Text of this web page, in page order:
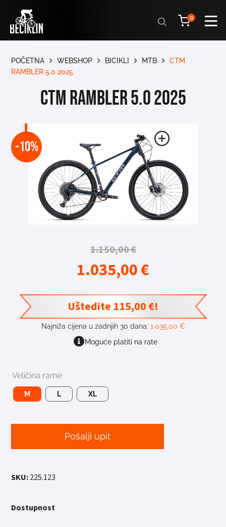
Products
search
0
POČETNA WEBSHOP BICIKLI MTB
CTM
RAMBLER 5.0 2025
CTM RAMBLER 5.0 2025
-10%
1.150,00€
1.035,00€
Uštedite 115,00€!
Najniža cijena u zadnjih 30 dana: 1.035,00 €
Moguće platiti na rate
Veličina rame
M L XL
Pošalji upit
SKU:225.123
Dostupnost